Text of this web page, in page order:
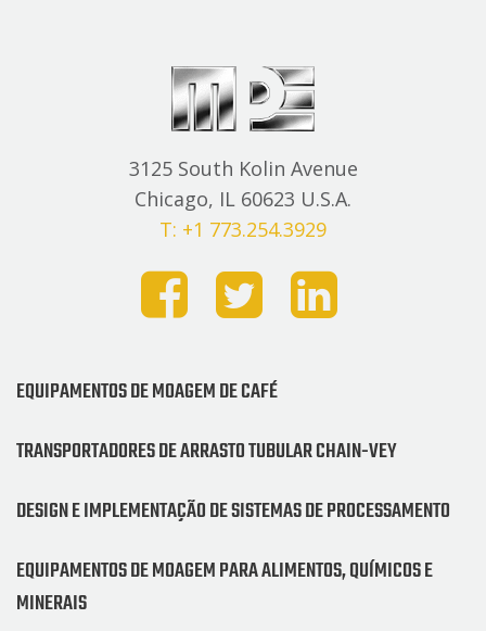
3125 South Kolin Avenue
Chicago, IL 60623 U.S.A.
T: +1 773.254.3929
EQUIPAMENTOS DE MOAGEM DE CAFÉ
TRANSPORTADORES DE ARRASTO TUBULAR CHAIN-VEY
DESIGN E IMPLEMENTAÇÃO DE SISTEMAS DE PROCESSAMENTO
EQUIPAMENTOS DE MOAGEM PARA ALIMENTOS, QUÍMICOS E
MINERAIS